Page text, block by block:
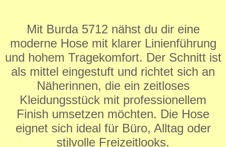
Mit Burda 5712 nähst du dir eine
moderne Hose mit klarer Linienführung
und hohem Tragekomfort. Der Schnitt ist
als mittel eingestuft und richtet sich an
Näherinnen, die ein zeitloses
Kleidungsstück mit professionellem
Finish umsetzen möchten. Die Hose
eignet sich ideal für Büro, Alltag oder
stilvolle Freizeitlooks.